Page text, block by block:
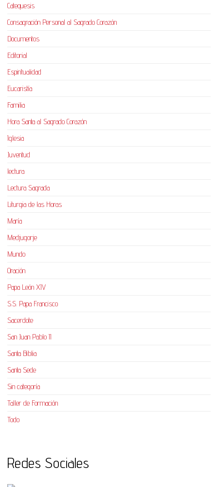
Catequesis
Consagración Personal al Sagrado Corazón
Documentos
Editorial
Espiritualidad
Eucaristía
Familia
Hora Santa al Sagrado Corazón
Iglesia
Juventud
lectura
Lectura Sagrada
Liturgia de las Horas
María
Medjugorje
Mundo
Oración
Papa León XIV
S.S. Papa Francisco
Sacerdote
San Juan Pablo II
Santa Biblia
Santa Sede
Sin categoría
Taller de Formación
Todo
Redes Sociales